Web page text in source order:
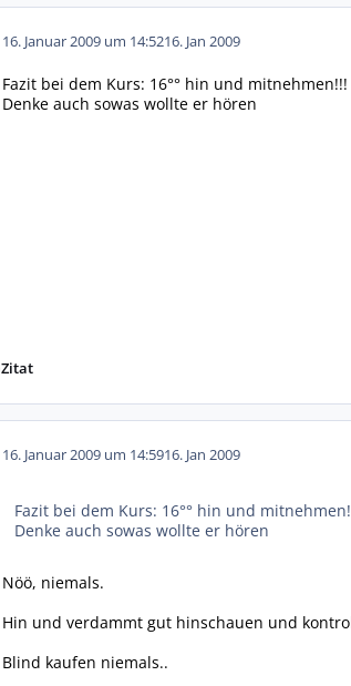
16. Januar 2009 um 14:5216. Jan 2009
Fazit bei dem Kurs: 16°° hin und mitnehmen!!!
Denke auch sowas wollte er hören
Zitat
16. Januar 2009 um 14:5916. Jan 2009
Fazit bei dem Kurs: 16°° hin und
Denke auch sowas wollte er hören
Nöö, niemals.
Hin und verdammt gut hinschauen und
Blind kaufen niemals..